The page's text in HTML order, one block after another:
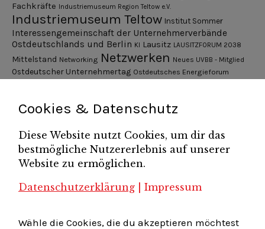
Fachkräfte Industriemuseum Region Teltow e.V.
Industriemuseum Teltow Institut Sommer
Interessengemeinschaft der Unternehmerverbände
Ostdeutschlands und Berlin KI Lausitz LAUSITZFORUM 2038
Mittelstand Networking Netzwerken Neues UVBB - Mitglied
Ostdeutscher Unternehmertag Ostdeutsches Energieforum
Pressemitteilung
Unternehmerfrühstück
Brandenburg-Berlin e.V.
Unternehmerverband Sachsen e.V. Unternehmervereinigung Uckermark
Unternehmervereinigung Uckermark e.V.
Wirtschaftshof Spandau e.V. Volkswirtschaftlicher Dialog
Cookies & Datenschutz
Diese Website nutzt Cookies, um dir das
bestmögliche Nutzererlebnis auf unserer
Website zu ermöglichen.
Datenschutzerklärung
Impressum
Wähle die Cookies, die du akzeptieren möchtest